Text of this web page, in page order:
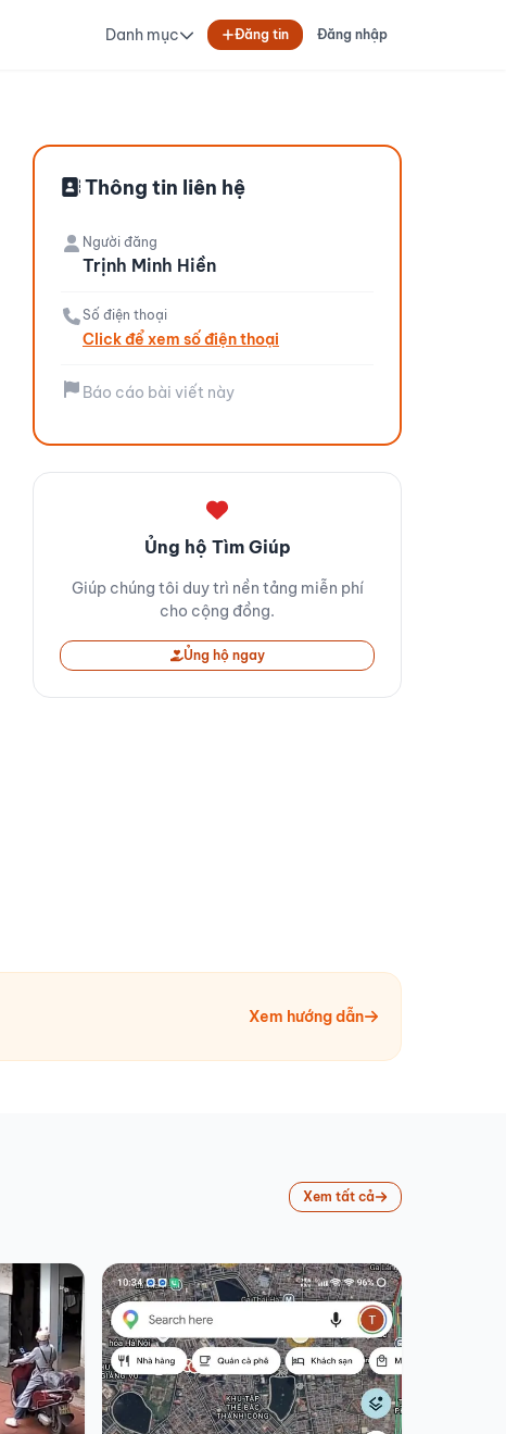
Danh mục Đăng tin Đăng nhập
Thông tin liên hệ
Người đăng
Trịnh Minh Hiền
Số điện thoại
Click để xem số điện thoại
Báo cáo bài viết này
Ủng hộ Tìm Giúp
Giúp chúng tôi duy trì nền tảng miễn phí
cho cộng đồng.
Ủng hộ ngay
Xem hướng dẫn
Xem tất cả